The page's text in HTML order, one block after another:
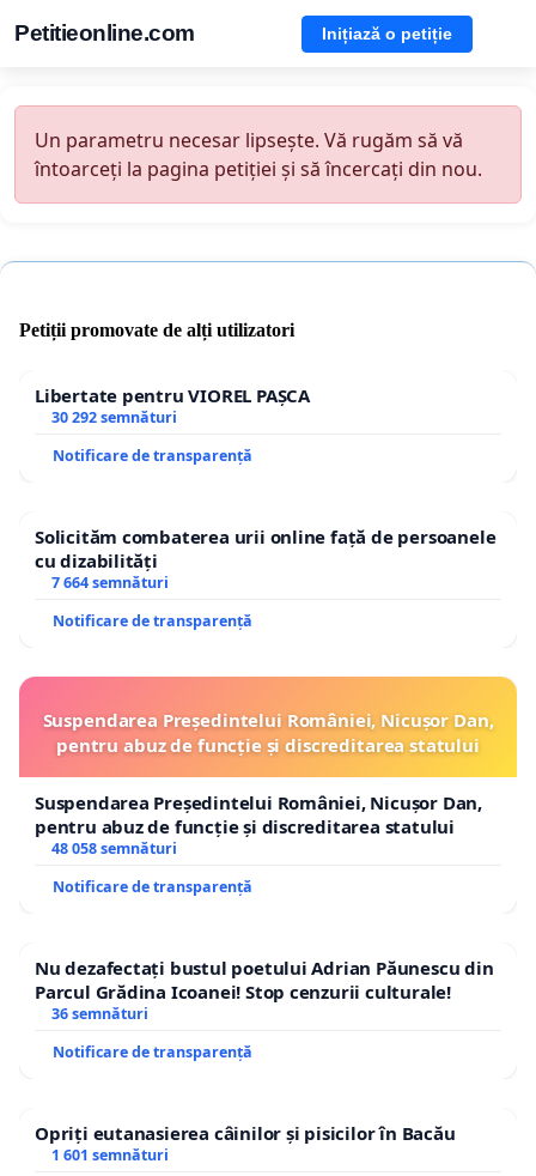
Petitieonline.com Inițiază o petiție
Un parametru necesar lipsește. Vă rugăm să vă
întoarceți la pagina petiției și să încercați din nou.
Petiții promovate de alți utilizatori
Libertate pentru VIOREL PAȘCA
30 292 semnături
Notificare de transparență
Solicităm combaterea urii online față de persoanele
cu dizabilități
7 664 semnături
Notificare de transparență
Suspendarea Președintelui României, Nicușor Dan,
pentru abuz de funcție și discreditarea statului
Suspendarea Președintelui României, Nicușor Dan,
pentru abuz de funcție și discreditarea statului
48 058 semnături
Notificare de transparență
Nu dezafectați bustul poetului Adrian Păunescu din
Parcul Grădina Icoanei! Stop cenzurii culturale!
36 semnături
Notificare de transparență
Opriți eutanasierea câinilor și pisicilor în Bacău
1 601 semnături